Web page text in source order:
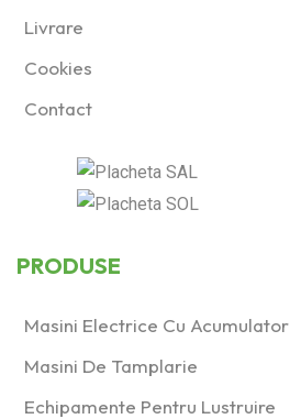
Livrare
Cookies
Contact
PRODUSE
Masini Electrice Cu Acumulator
Masini De Tamplarie
Echipamente Pentru Lustruire